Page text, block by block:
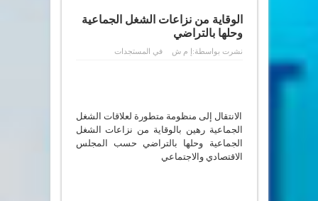
الوقاية من نزاعات الشغل الجماعية
وحلها بالتراضي
نشرت بواسطة: إ م ش في المستجدات
الانتقال إلى منظومة متطورة لعلاقات الشغل
الجماعية رهين بالوقاية من نزاعات الشغل
الجماعية وحلها بالتراضي حسب المجلس
الاقتصادي والاجتماعي